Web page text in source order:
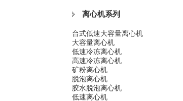
离心机系列
台式低速大容量离心机
大容量离心机
低速冷冻离心机
高速冷冻离心机
矿粉离心机
脱泡离心机
胶水脱泡离心机
低速离心机